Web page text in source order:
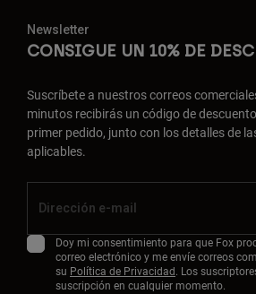
Newsletter
CONSIGUE UN 10% DE
Suscríbete a nuestros correos
minutos recibirás un código de
primer pedido, junto con los detalles de
aplicables.
Doy mi consentimiento para que Fox
correo electrónico y me envíe correos
su Política de Privacidad. Los
suscripción en cualquier momento.